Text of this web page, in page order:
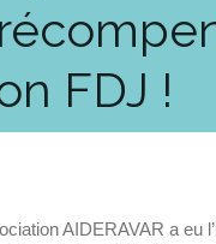
FDJ !
AIDERAVAR a eu